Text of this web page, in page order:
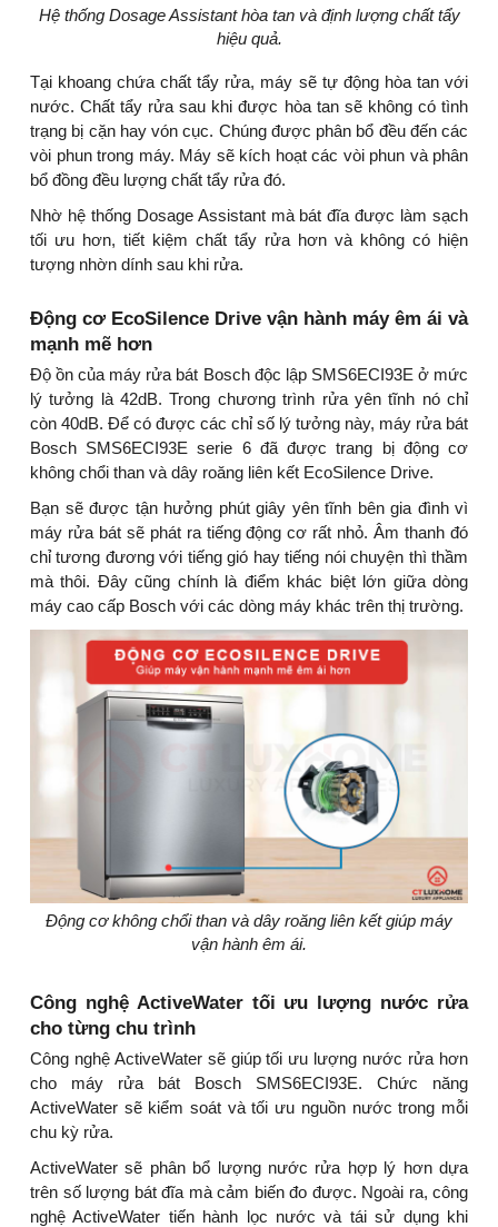
Hệ thống Dosage Assistant hòa tan và định lượng chất tẩy
hiệu quả.
Tại khoang chứa chất tẩy rửa, máy sẽ tự động hòa tan với
nước. Chất tẩy rửa sau khi được hòa tan sẽ không có tình
trạng bị cặn hay vón cục. Chúng được phân bổ đều đến các
vòi phun trong máy. Máy sẽ kích hoạt các vòi phun và phân
bổ đồng đều lượng chất tẩy rửa đó.
Nhờ hệ thống Dosage Assistant mà bát đĩa được làm sạch
tối ưu hơn, tiết kiệm chất tẩy rửa hơn và không có hiện
tượng nhờn dính sau khi rửa.
Động cơ EcoSilence Drive vận hành máy êm ái và
mạnh mẽ hơn
Độ ồn của máy rửa bát Bosch độc lập SMS6ECI93E ở mức
lý tưởng là 42dB. Trong chương trình rửa yên tĩnh nó chỉ
còn 40dB. Để có được các chỉ số lý tưởng này, máy rửa bát
Bosch SMS6ECI93E serie 6 đã được trang bị động cơ
không chổi than và dây roăng liên kết EcoSilence Drive.
Bạn sẽ được tận hưởng phút giây yên tĩnh bên gia đình vì
máy rửa bát sẽ phát ra tiếng động cơ rất nhỏ. Âm thanh đó
chỉ tương đương với tiếng gió hay tiếng nói chuyện thì thầm
mà thôi. Đây cũng chính là điểm khác biệt lớn giữa dòng
máy cao cấp Bosch với các dòng máy khác trên thị trường.
Động cơ không chổi than và dây roăng liên kết giúp máy
vận hành êm ái.
Công nghệ ActiveWater tối ưu lượng nước rửa
cho từng chu trình
Công nghệ ActiveWater sẽ giúp tối ưu lượng nước rửa hơn
cho máy rửa bát Bosch SMS6ECI93E. Chức năng
ActiveWater sẽ kiểm soát và tối ưu nguồn nước trong mỗi
chu kỳ rửa.
ActiveWater sẽ phân bổ lượng nước rửa hợp lý hơn dựa
trên số lượng bát đĩa mà cảm biến đo được. Ngoài ra, công
nghệ ActiveWater tiến hành lọc nước và tái sử dụng khi